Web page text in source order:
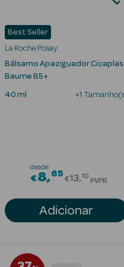
Best Seller
La Roche Posay
Bálsamo Apaziguador
Baume B5+
40 ml +1
desde
€8 65Price
€13 10
PVPR
Adicionar